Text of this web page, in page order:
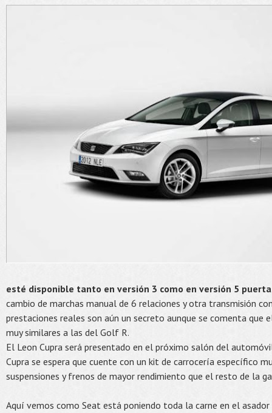
esté disponible tanto en versión 3 como en versión 5
cambio de marchas manual de 6 relaciones y otra transmisión
prestaciones reales son aún un secreto aunque se comenta que
muy similares a las del Golf R.
El Leon Cupra será presentado en el próximo salón del
Cupra se espera que cuente con un kit de carrocería específico
suspensiones y frenos de mayor rendimiento que el resto de la
Aquí vemos como Seat está poniendo toda la carne en el